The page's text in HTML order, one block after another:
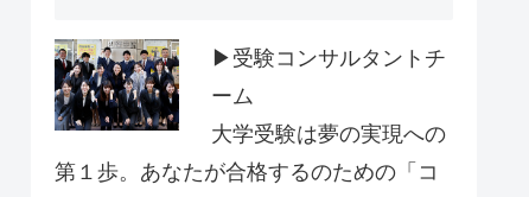
▶受験コンサルタントチ
ーム
大学受験は夢の実現への
第１歩。あなたが合格するのための「コ